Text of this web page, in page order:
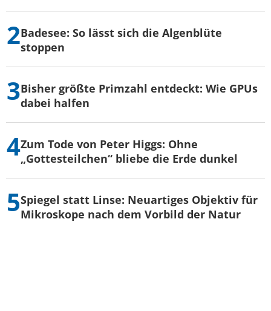
Badesee: So lässt sich die Algenblüte
stoppen
Bisher größte Primzahl entdeckt: Wie GPUs
dabei halfen
Zum Tode von Peter Higgs: Ohne
„Gottesteilchen“ bliebe die Erde dunkel
Spiegel statt Linse: Neuartiges Objektiv für
Mikroskope nach dem Vorbild der Natur